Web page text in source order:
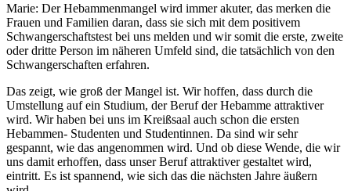
Marie: Der Hebammenmangel wird immer akuter, das merken die
Frauen und Familien daran, dass sie sich mit dem positivem
Schwangerschaftstest bei uns melden und wir somit die erste, zweite
oder dritte Person im näheren Umfeld sind, die tatsächlich von den
Schwangerschaften erfahren.
Das zeigt, wie groß der Mangel ist. Wir hoffen, dass durch die
Umstellung auf ein Studium, der Beruf der Hebamme attraktiver
wird. Wir haben bei uns im Kreißsaal auch schon die ersten
Hebammen- Studenten und Studentinnen. Da sind wir sehr
gespannt, wie das angenommen wird. Und ob diese Wende, die wir
uns damit erhoffen, dass unser Beruf attraktiver gestaltet wird,
eintritt. Es ist spannend, wie sich das die nächsten Jahre äußern